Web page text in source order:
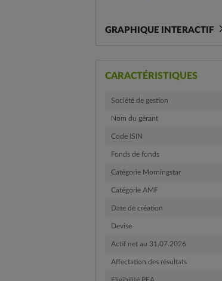
GRAPHIQUE INTERACTIF
CARACTÉRISTIQUES
Société de gestion
Nom du gérant
Code ISIN
Fonds de fonds
Catégorie Morningstar
Catégorie AMF
Date de création
Devise
Actif net au 31.07.2026
Affectation des résultats